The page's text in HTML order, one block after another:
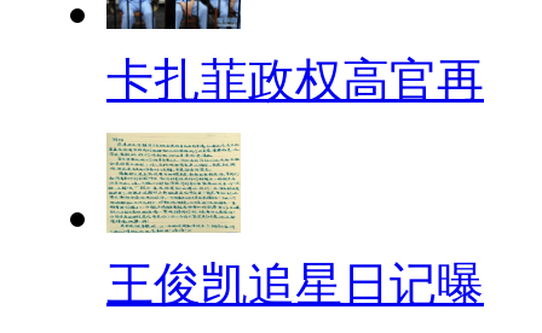
卡扎菲政权高官再
王俊凯追星日记曝